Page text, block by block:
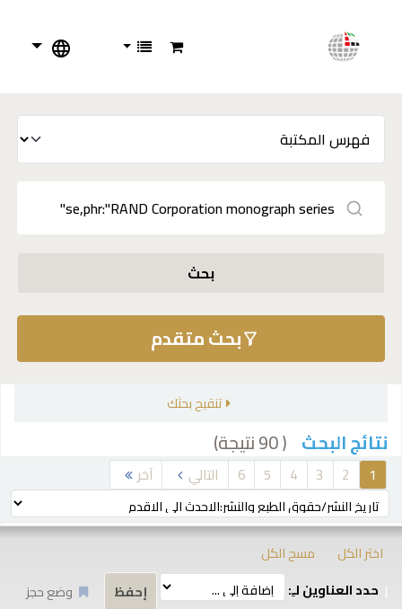
بحث
بحث متقدم
تنقيح بحثك
نتائج البحث ( 90 نتيجة)
1
2
3
4
5
6 التالي آخر
ترتيب بواسطة:
اختر الكل
مسح الكل
حدد العناوين لـِ:
وضع حجز